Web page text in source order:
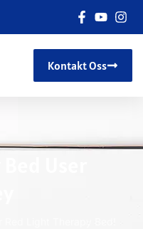
Kontakt Oss
User
Light Therapy Bed!